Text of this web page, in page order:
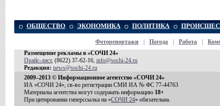
ОБЩЕСТВО ЭКОНОМИКА ПОЛИТИКА
Фоторепортажи Погода Работа
Размещение рекламы в «СОЧИ 24»
Прайс-лист, (8622) 37-62-16, info@sochi-24.ru
Редакция: news@sochi-24.ru
2009–2013 © Информационное агентство «СОЧИ 24»
ИА «СОЧИ 24», св-во регистрации СМИ ИА № ФС 77-44763
Материалы агентства могут содержать информацию 18+
При цитировании гиперссылка на «СОЧИ 24» обязательна.